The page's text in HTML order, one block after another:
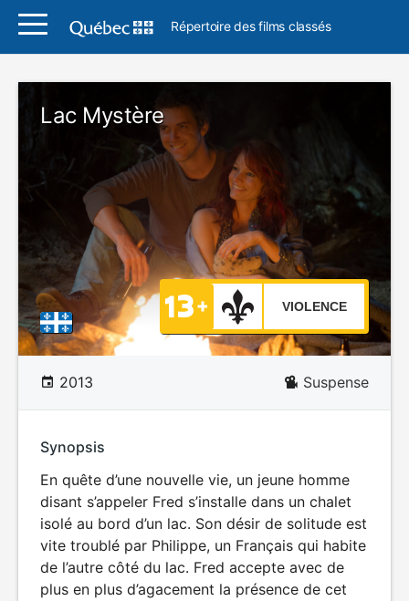
Répertoire des films classés
Lac Mystère
VIOLENCE
2013 Suspense
Synopsis
En quête d’une nouvelle vie, un jeune homme
disant s’appeler Fred s’installe dans un chalet
isolé au bord d’un lac. Son désir de solitude est
vite troublé par Philippe, un Français qui habite
de l’autre côté du lac. Fred accepte avec de
plus en plus d’agacement la présence de cet